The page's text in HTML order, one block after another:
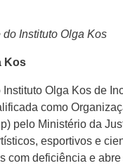
Instituto Olga Kos
Kos
Olga Kos de
como
pelo Ministério da
esportivos e
com deficiência e